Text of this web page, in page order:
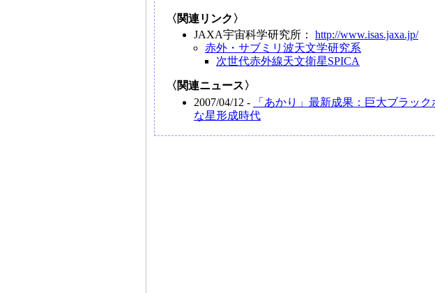
〈関連リンク〉
JAXA宇宙科学研究所： http://www.isas.jaxa.jp/
赤外・サブミリ波天文学研究系
次世代赤外線天文衛星SPICA
〈関連ニュース〉
2007/04/12 -
「あかり」最新成果：巨大ブラッ
な星形成時代